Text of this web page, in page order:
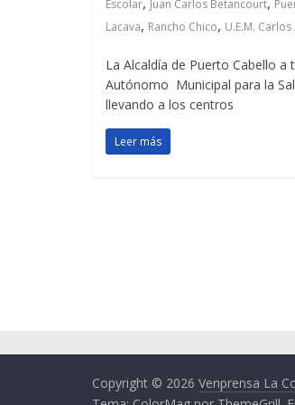
Escolar Juan Carlos Betancourt
Lacava, Rancho Chico, U.E.M.
La Alcaldía de Puerto Cabello a
Autónomo Municipal para la
llevando a los centros
Leer más
Copyright © 2026 Venprensa La